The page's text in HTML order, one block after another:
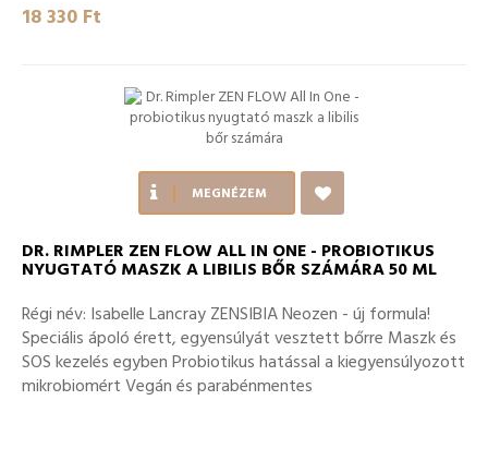
18 330 Ft‎
MEGNÉZEM
DR. RIMPLER ZEN FLOW ALL IN ONE - PROBIOTIKUS
NYUGTATÓ MASZK A LIBILIS BŐR SZÁMÁRA 50 ML
Régi név: Isabelle Lancray ZENSIBIA Neozen - új formula!
Speciális ápoló érett, egyensúlyát vesztett bőrre Maszk és
SOS kezelés egyben Probiotikus hatással a kiegyensúlyozott
mikrobiomért Vegán és parabénmentes